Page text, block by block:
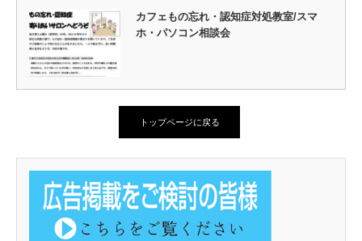
カフェもの忘れ・認知症対処教室/スマ
ホ・パソコン相談会
トップページに戻る